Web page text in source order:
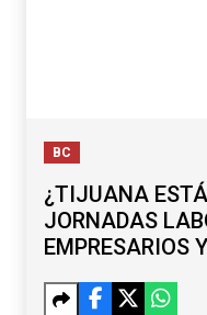
BC
¿TIJUANA
JORNADAS
EMPRESARIOS